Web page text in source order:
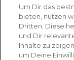
Du kannst dich jederzeit
du unseren E-Mail-
AMORANA
Um Dir das
bieten, nutzen
Dritten. Diese
und Dir
Inhalte zu
um Deine